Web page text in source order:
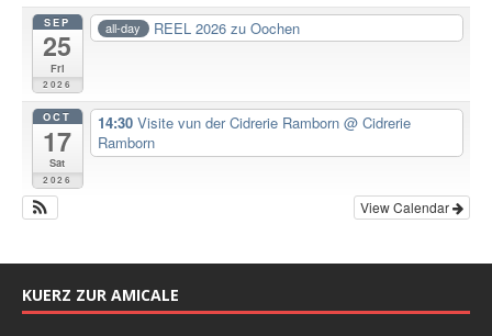
SEP
25
Fri
2026
all-day REEL 2026 zu Oochen
OCT
17
Sat
2026
14:30 Visite vun der Cidrerie Ramborn @ Cidrerie
Ramborn
View Calendar
KUERZ ZUR AMICALE